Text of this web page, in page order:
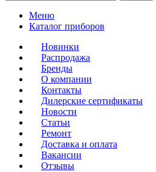
Меню
Каталог приборов
Новинки
Распродажа
Бренды
О компании
Контакты
Дилерские сертификаты
Новости
Статьи
Ремонт
Доставка и оплата
Вакансии
Отзывы